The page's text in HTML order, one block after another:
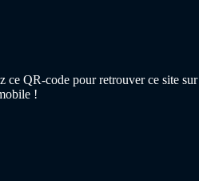
ce QR-code pour retrouver ce site sur
!